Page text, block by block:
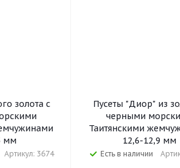
золота с
мм
Артикул: 3674
Пусеты "Диор" из
черными
Таитянскими
12,6-12,9 мм
Есть в наличии